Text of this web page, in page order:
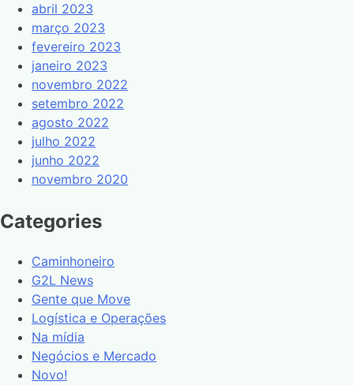
abril 2023
março 2023
fevereiro 2023
janeiro 2023
novembro 2022
setembro 2022
agosto 2022
julho 2022
junho 2022
novembro 2020
Categories
Caminhoneiro
G2L News
Gente que Move
Logística e Operações
Na mídia
Negócios e Mercado
Novo!